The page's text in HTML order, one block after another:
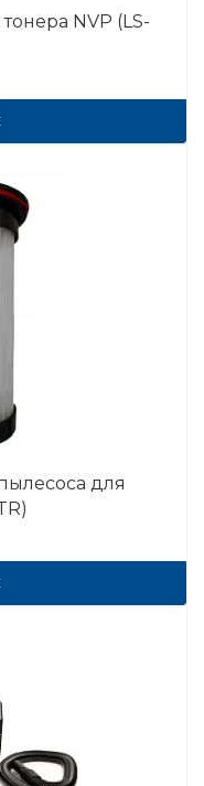
NVP (LS-
для